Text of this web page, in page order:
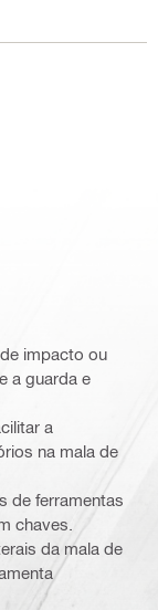
impacto ou
a guarda e
a
na mala de
de ferramentas
chaves.
da mala de